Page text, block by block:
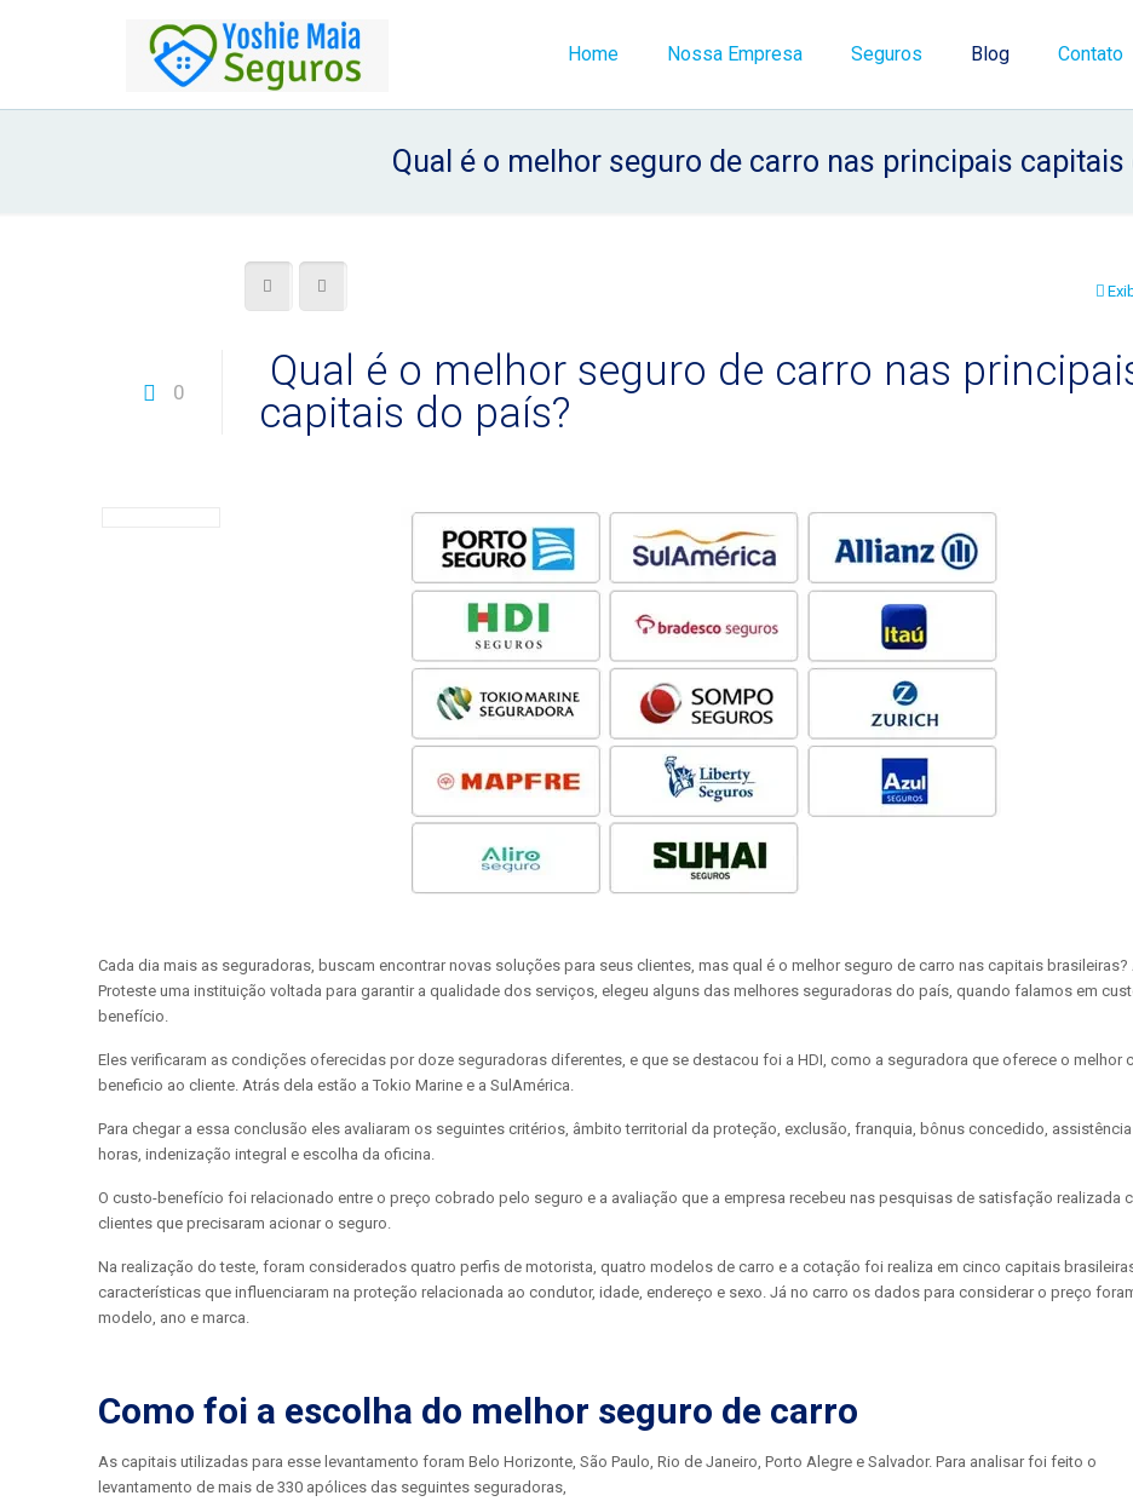
Home Nossa Empresa Seguros Blog Contato
Qual é o melhor seguro de carro nas principais capitais
0
Qual é o melhor seguro de carro nas
capitais do país?
Cada dia mais as seguradoras, buscam encontrar novas soluções para seus clientes, mas qual é o melhor seguro de carro nas capitais brasileiras?
Proteste uma instituição voltada para garantir a qualidade dos serviços, elegeu alguns das melhores seguradoras do país, quando falamos em
benefício.
Eles verificaram as condições oferecidas por doze seguradoras diferentes, e que se destacou foi a HDI, como a seguradora que oferece o melhor
beneficio ao cliente. Atrás dela estão a Tokio Marine e a SulAmérica.
Para chegar a essa conclusão eles avaliaram os seguintes critérios, âmbito territorial da proteção, exclusão, franquia, bônus concedido,
horas, indenização integral e escolha da oficina.
O custo-benefício foi relacionado entre o preço cobrado pelo seguro e a avaliação que a empresa recebeu nas pesquisas de satisfação realizada
clientes que precisaram acionar o seguro.
Na realização do teste, foram considerados quatro perfis de motorista, quatro modelos de carro e a cotação foi realiza em cinco capitais
características que influenciaram na proteção relacionada ao condutor, idade, endereço e sexo. Já no carro os dados para considerar o preço
modelo, ano e marca.
Como foi a escolha do melhor seguro de carro
As capitais utilizadas para esse levantamento foram Belo Horizonte, São Paulo, Rio de Janeiro, Porto Alegre e Salvador. Para analisar foi feito o
levantamento de mais de 330 apólices das seguintes seguradoras,